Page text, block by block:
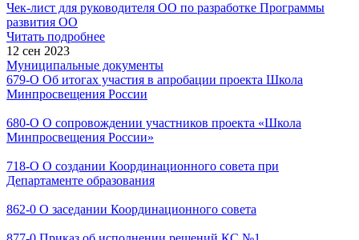
Чек-лист для руководителя ОО по разработке Программы
развития ОО
Читать подробнее
12 сен 2023
Муниципальные документы
679-О Об итогах участия в апробации проекта Школа
Минпросвещения России
680-О О сопровождении участников проекта «Школа
Минпросвещения России»
718-О О создании Координационного совета при
Департаменте образования
862-0 О заседании Координационного совета